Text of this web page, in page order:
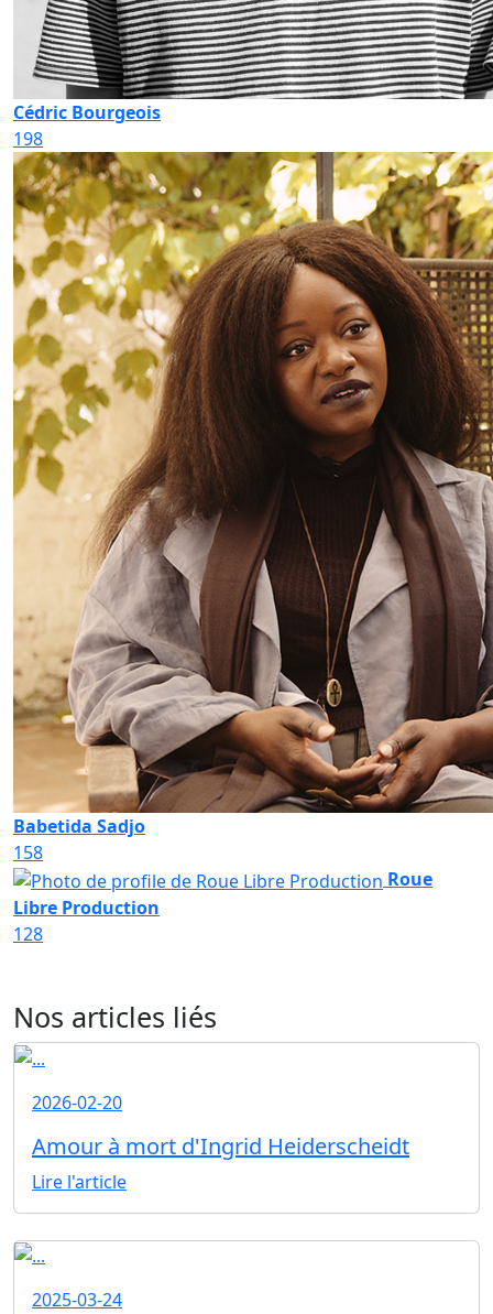
Cédric Bourgeois
198
Babetida Sadjo
158
Roue
Libre Production
128
Nos articles liés
2026-02-20
Amour à mort d'Ingrid Heiderscheidt
Lire l'article
2025-03-24